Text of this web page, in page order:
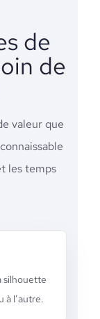
de
de
valeur que
les temps
silhouette
à l’autre.